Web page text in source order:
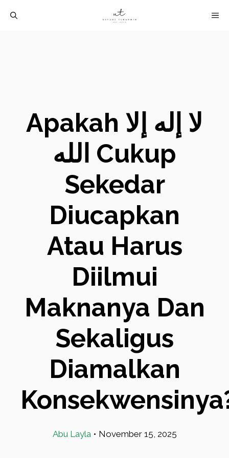
Apakah لا إله إلا
الله Cukup
Sekedar
Diucapkan
Atau Harus
Diilmui
Maknanya Dan
Sekaligus
Diamalkan
Abu Layla • November 15, 2025